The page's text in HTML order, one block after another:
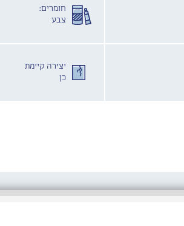
חומרים:
צבע
יצירה קיימת
כן